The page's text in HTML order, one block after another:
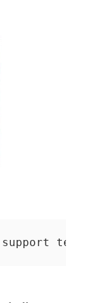
support